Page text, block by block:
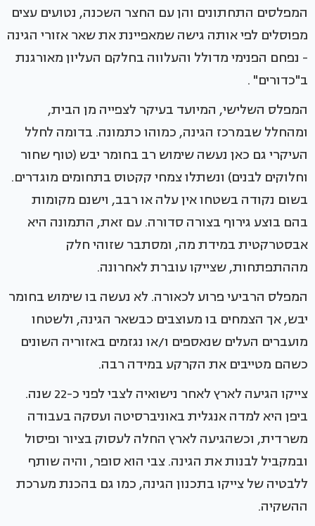
המפלסים התחתונים והן עם החצר השכנה, נטועים עצים
מפוסלים לפי אותה גישה שמאפיינת את שאר אזורי הגינה
- נפחם הפנימי מדולל והעלווה בחלקם העליון מאורגנת
ב"כדורים" .
המפלס השלישי, המיועד בעיקר לצפייה מן הבית,
ומהחלל שבמרכז הגינה, כמוהו כתמונה. בדומה לחלל
העיקרי גם כאן נעשה שימוש רב בחומר יבש (טוף שחור
וחלוקים לבנים) ונשתלו צמחי קקטוס בתחומים מוגדרים.
בשום נקודה בשטחו אין עלה או רבב, וישנם מקומות
בהם בוצע גירוף בצורה סדורה. עם זאת, התמונה היא
אבסטרקטית במידת מה, ומסתבר שזוהי חלק
מההתפתחות, שצייקו עוברת לאחרונה.
המפלס הרביעי פרוע לכאורה. לא נעשה בו שימוש בחומר
יבש, אך הצמחים בו מעוצבים כבשאר הגינה, ולשטחו
מועברים העלים שנאספים ו/או נגזמים באזוריה השונים
כשהם מטייבים את הקרקע במידה רבה.
צייקו הגיעה לארץ לאחר נישואיה לצבי לפני כ-22 שנה.
ביפן היא למדה אנגלית באוניברסיטה ועסקה בעבודה
משרדית, וכשהגיעה לארץ החלה לעסוק בציור ופיסול
ובמקביל לבנות את הגינה. צבי הוא סופר, והיה שותף
ללבטיה של צייקו בתכנון הגינה, כמו גם בהכנת מערכת
ההשקיה.